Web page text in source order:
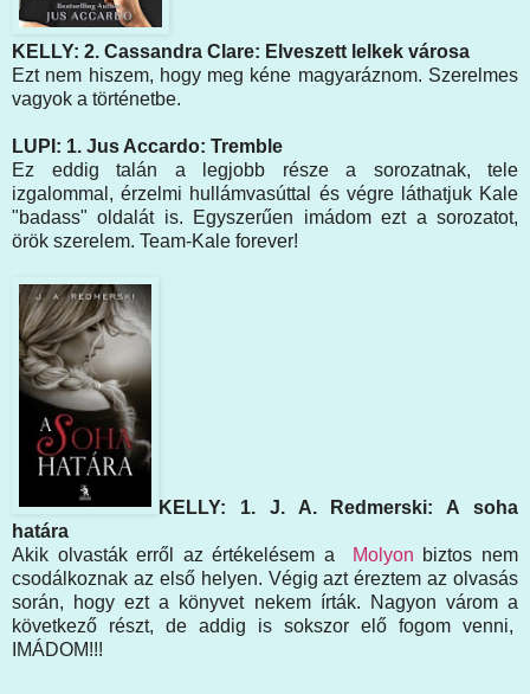
KELLY: 2. Cassandra Clare: Elveszett lelkek városa
Ezt nem hiszem, hogy meg kéne magyaráznom. Szerelmes
vagyok a történetbe.
LUPI: 1. Jus Accardo: Tremble
Ez eddig talán a legjobb része a sorozatnak, tele
izgalommal, érzelmi hullámvasúttal és végre láthatjuk Kale
"badass" oldalát is. Egyszerűen imádom ezt a sorozatot,
örök szerelem. Team-Kale forever!
KELLY: 1. J. A. Redmerski: A soha
határa
Akik olvasták erről az értékelésem a
Molyon biztos nem
csodálkoznak az első helyen. Végig azt éreztem az olvasás
során, hogy ezt a könyvet nekem írták. Nagyon várom a
következő részt, de addig is sokszor elő fogom venni,
IMÁDOM!!!